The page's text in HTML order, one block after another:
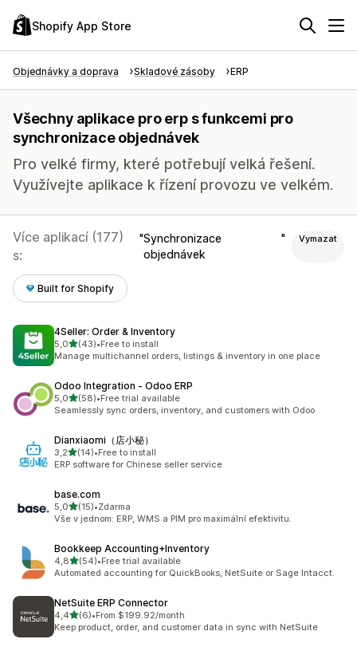
Shopify App Store
Objednávky a doprava Skladové zásoby ERP
Všechny aplikace pro erp s funkcemi pro
synchronizace objednávek
Pro velké firmy, které potřebují velká řešení.
Využívejte aplikace k řízení provozu ve velkém.
Více aplikací (177)
s:
Synchronizace
objednávek
Vymazat
Built for Shopify
4Seller: Order & Inventory
5,0z 5 hvězd
(43)
Celkový počet recenzí: 43
•Free to install
Manage multichannel orders, listings & inventory in one place
Odoo Integration ‑ Odoo ERP
5,0z 5 hvězd
(58)
Celkový počet recenzí: 58
•Free trial available
Seamlessly sync orders, inventory, and customers with Odoo
Dianxiaomi（店小秘）
3,2z 5 hvězd
(14)
Celkový počet recenzí: 14
•Free to install
ERP software for Chinese seller service
base.com
5,0z 5 hvězd
(15)
Celkový počet recenzí: 15
•Zdarma
Vše v jednom: ERP, WMS a PIM pro maximální efektivitu.
Bookkeep Accounting+Inventory
4,8z 5 hvězd
(54)
Celkový počet recenzí: 54
•Free trial available
Automated accounting for QuickBooks, NetSuite or Sage Intacct.
NetSuite ERP Connector
4,4z 5 hvězd
(6)
Celkový počet recenzí: 6
•From $199.92/month
Keep product, order, and customer data in sync with NetSuite